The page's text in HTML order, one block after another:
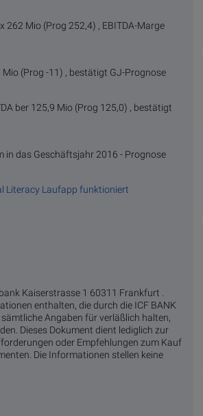
262 Mio (Prog 252,4) , EBITDA-Marge
(Prog -11) , bestätigt GJ-Prognose
ber 125,9 Mio (Prog 125,0) , bestätigt
in das Geschäftsjahr 2016 - Prognose
Literacy Laufapp funktioniert
Kaiserstrasse 1 60311 Frankfurt .
enthalten, die durch die ICF BANK
Angaben für verläßlich halten,
Dieses Dokument dient lediglich zur
oder Empfehlungen zum Kauf
Die Informationen stellen keine